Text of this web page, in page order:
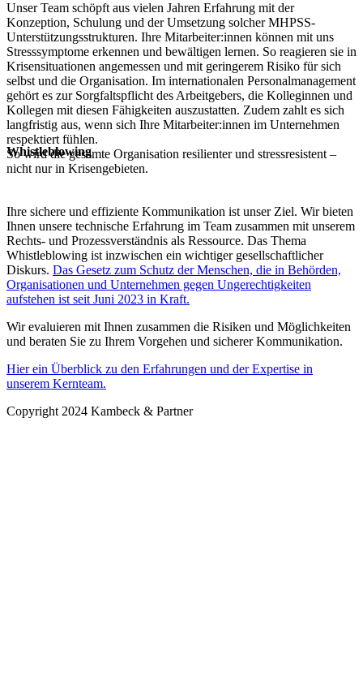
Unser Team schöpft aus vielen Jahren Erfahrung mit der
Konzeption, Schulung und der Umsetzung solcher MHPSS-
Unterstützungsstrukturen. Ihre Mitarbeiter:innen können mit uns
Stresssymptome erkennen und bewältigen lernen. So reagieren sie in
Krisensituationen angemessen und mit geringerem Risiko für sich
selbst und die Organisation. Im internationalen Personalmanagement
gehört es zur Sorgfaltspflicht des Arbeitgebers, die Kolleginnen und
Kollegen mit diesen Fähigkeiten auszustatten. Zudem zahlt es sich
langfristig aus, wenn sich Ihre Mitarbeiter:innen im Unternehmen
respektiert fühlen.
So wird die gesamte Organisation resilienter und stressresistent –
nicht nur in Krisengebieten.
Whistleblowing
Ihre sichere und effiziente Kommunikation ist unser Ziel. Wir bieten
Ihnen unsere technische Erfahrung im Team zusammen mit unserem
Rechts- und Prozessverständnis als Ressource. Das Thema
Whistleblowing ist inzwischen ein wichtiger gesellschaftlicher
Diskurs. Das Gesetz zum Schutz der Menschen, die in Behörden,
Organisationen und Unternehmen gegen Ungerechtigkeiten
aufstehen ist seit Juni 2023 in Kraft.
Wir evaluieren mit Ihnen zusammen die Risiken und Möglichkeiten
und beraten Sie zu Ihrem Vorgehen und sicherer Kommunikation.
Hier ein Überblick zu den Erfahrungen und der Expertise in
unserem Kernteam.
Copyright 2024 Kambeck & Partner